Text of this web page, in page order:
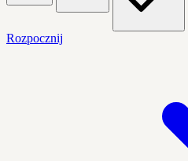
Rozpocznij